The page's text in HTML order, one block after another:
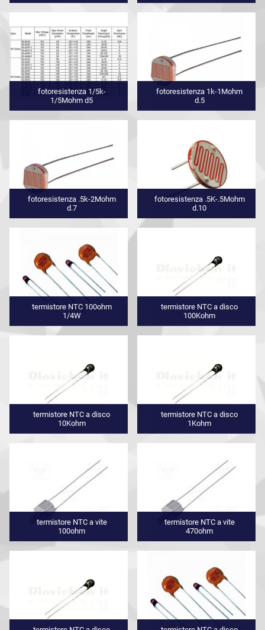
fotoresistenza 1/5k-
1/5Mohm d5
fotoresistenza 1k-1Mohm
d.5
fotoresistenza .5k-2Mohm
d.7
fotoresistenza .5K-.5Mohm
d.10
termistore NTC 100ohm
1/4W
termistore NTC a disco
100Kohm
termistore NTC a disco
10Kohm
termistore NTC a disco
1Kohm
termistore NTC a vite
100ohm
termistore NTC a vite
470ohm